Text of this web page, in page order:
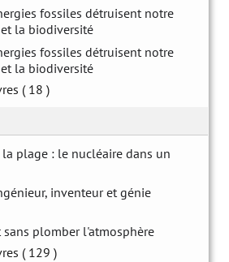
fossiles détruisent notre
la biodiversité
fossiles détruisent notre
la biodiversité
( 18 )
plage : le nucléaire dans un
inventeur et génie
sans plomber l'atmosphère
( 129 )